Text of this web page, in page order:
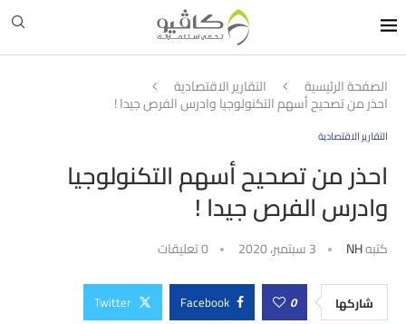
الصفحة الرئيسية التقارير الاقتصادية
احذر من تصحيح أسهم التكنولوجيا وادرس الفرص جيدا !
التقارير الاقتصادية
احذر من تصحيح أسهم التكنولوجيا
وادرس الفرص جيدا !
كتبهNH 3 سبتمبر، 2020 0 تعليقات
شاركها 0
Facebook
Twitter